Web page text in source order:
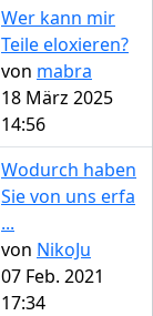
Wer kann mir
Teile eloxieren?
von mabra
18 März 2025
14:56
Wodurch haben
Sie von uns erfa
...
von NikoJu
07 Feb. 2021
17:34